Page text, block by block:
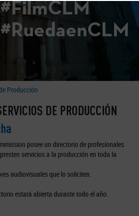
#FilmCLM
#RuedaenCLM
Producción
DE PRODUCCIÓN
posee un directorio de profesionales
servicios a la producción en toda la
audiovisuales que lo soliciten.
estará abierta durante todo el año.